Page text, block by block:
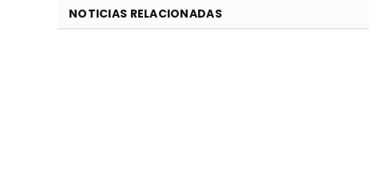
NOTICIAS RELACIONADAS